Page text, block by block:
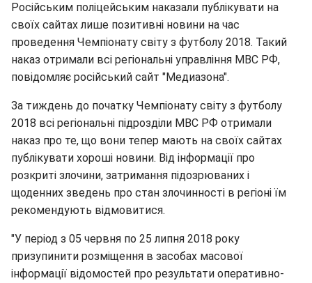
Російським поліцейським наказали публікувати на
своїх сайтах лише позитивні новини на час
проведення Чемпіонату світу з футболу 2018. Такий
наказ отримали всі регіональні управління МВС РФ,
повідомляє російський сайт "Медиазона".
За тиждень до початку Чемпіонату світу з футболу
2018 всі регіональні підрозділи МВС РФ отримали
наказ про те, що вони тепер мають на своїх сайтах
публікувати хороші новини. Від інформації про
розкриті злочини, затримання підозрюваних і
щоденних зведень про стан злочинності в регіоні їм
рекомендують відмовитися.
"У період з 05 червня по 25 липня 2018 року
призупинити розміщення в засобах масової
інформації відомостей про результати оперативно-